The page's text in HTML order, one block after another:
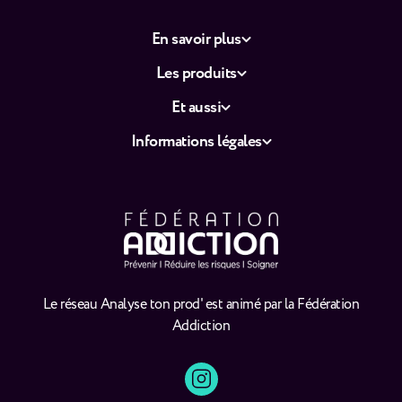
Le réseau Analyse ton prod' est animé par la Fédération
Addiction
En savoir plus
Les produits
Et aussi
Informations légales